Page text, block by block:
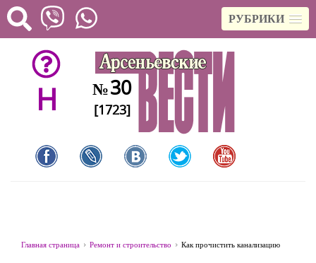
РУБРИКИ
H №30
[1723]
Главная страница Ремонт и строительство Как прочистить канализацию